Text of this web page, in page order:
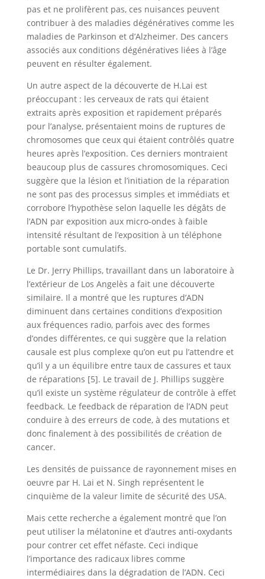
pas et ne prolifèrent pas, ces nuisances peuvent
contribuer à des maladies dégénératives comme les
maladies de Parkinson et d’Alzheimer. Des cancers
associés aux conditions dégénératives liées à l’âge
peuvent en résulter également.
Un autre aspect de la découverte de H.Lai est
préoccupant : les cerveaux de rats qui étaient
extraits après exposition et rapidement préparés
pour l’analyse, présentaient moins de ruptures de
chromosomes que ceux qui étaient contrôlés quatre
heures après l’exposition. Ces derniers montraient
beaucoup plus de cassures chromosomiques. Ceci
suggère que la lésion et l’initiation de la réparation
ne sont pas des processus simples et immédiats et
corrobore l’hypothèse selon laquelle les dégâts de
l’ADN par exposition aux micro-ondes à faible
intensité résultant de l’exposition à un téléphone
portable sont cumulatifs.
Le Dr. Jerry Phillips, travaillant dans un laboratoire à
l’extérieur de Los Angelès a fait une découverte
similaire. Il a montré que les ruptures d’ADN
diminuent dans certaines conditions d’exposition
aux fréquences radio, parfois avec des formes
d’ondes différentes, ce qui suggère que la relation
causale est plus complexe qu’on eut pu l’attendre et
qu’il y a un équilibre entre taux de cassures et taux
de réparations [5]. Le travail de J. Phillips suggère
qu’il existe un système régulateur de contrôle à effet
feedback. Le feedback de réparation de l’ADN peut
conduire à des erreurs de code, à des mutations et
donc finalement à des possibilités de création de
cancer.
Les densités de puissance de rayonnement mises en
oeuvre par H. Lai et N. Singh représentent le
cinquième de la valeur limite de sécurité des USA.
Mais cette recherche a également montré que l’on
peut utiliser la mélatonine et d’autres anti-oxydants
pour contrer cet effet néfaste. Ceci indique
l’importance des radicaux libres comme
intermédiaires dans la dégradation de l’ADN. Ceci